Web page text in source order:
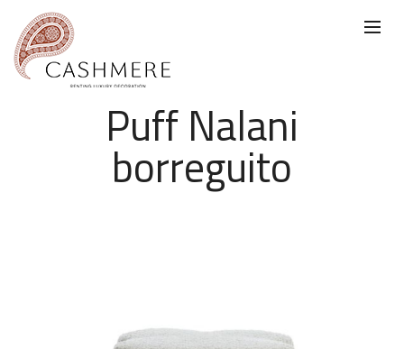
Puff Nalani
borreguito